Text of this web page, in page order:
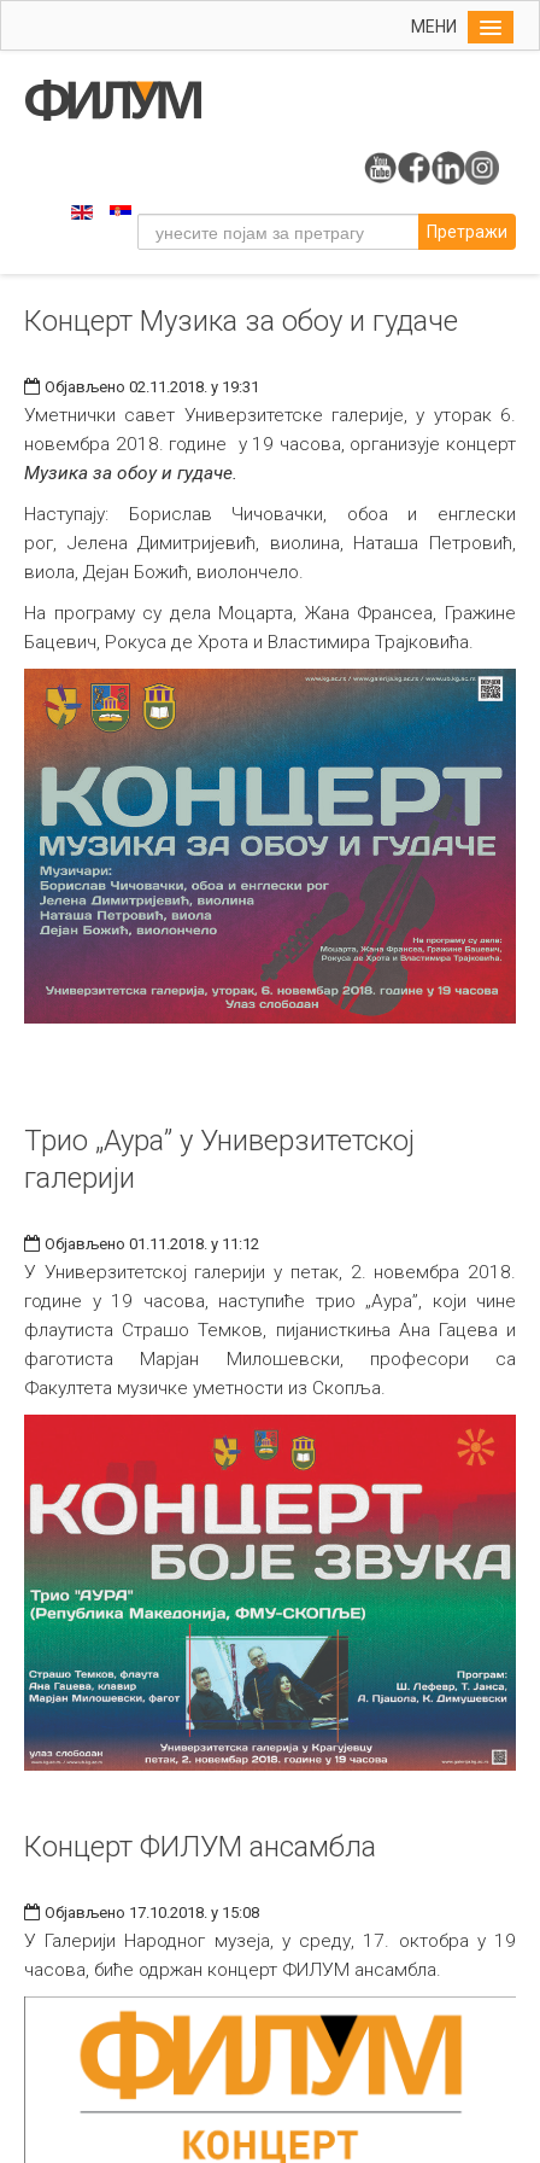
МЕНИ
Упис
Уметност
Музичка уметност
Издаваштво
Библиотека
Међународна
Претражи
Концерт Музика за обоу и гудаче
Објављено 02.11.2018. у 19:31
Уметнички савет Универзитетске галерије, у уторак 6.
новембра 2018. године у 19 часова, организује концерт
Музика за обоу и гудаче.
Наступају: Борислав Чичовачки, обоа и енглески
рог, Јелена Димитријевић, виолина, Наташа Петровић,
виола, Дејан Божић, виолончело.
На програму су дела Моцарта, Жана Франсеа, Гражине
Бацевич, Рокуса де Хрота и Властимира Трајковића.
Трио „Аура” у Универзитетској
галерији
Објављено 01.11.2018. у 11:12
У Универзитетској галерији у петак, 2. новембра 2018.
године у 19 часова, наступиће трио „Аура”, који чине
флаутиста Страшо Темков, пијанисткиња Ана Гацева и
фаготиста Марјан Милошевски, професори са
Факултета музичке уметности из Скопља.
Концерт ФИЛУМ ансамбла
Објављено 17.10.2018. у 15:08
У Галерији Народног музеја, у среду, 17. октобра у 19
часова, биће одржан концерт ФИЛУМ ансамбла.